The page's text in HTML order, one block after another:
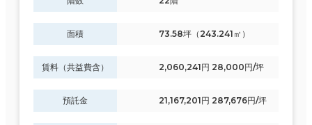
面積 73.58坪（243.241㎡）
賃料（共益費含） 2,060,241円 28,000円/坪
預託金 21,167,201円 287,676円/坪